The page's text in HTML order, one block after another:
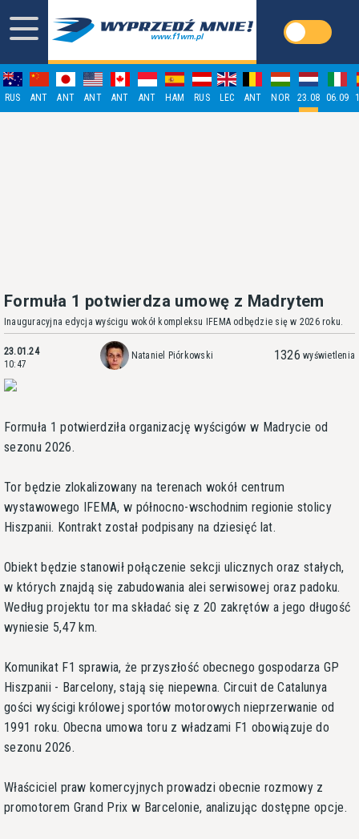
RUS ANT ANT ANT ANT ANT HAM RUS LEC ANT NOR 23.08 06.09
Formuła 1 potwierdza umowę z Madrytem
Inauguracyjna edycja wyścigu wokół kompleksu IFEMA odbędzie się w 2026 roku.
23.01.24
10:47
Nataniel Piórkowski 1326 wyświetlenia
Formuła 1 potwierdziła organizację wyścigów w Madrycie od
sezonu 2026.
Tor będzie zlokalizowany na terenach wokół centrum
wystawowego IFEMA, w północno-wschodnim regionie stolicy
Hiszpanii. Kontrakt został podpisany na dziesięć lat.
Obiekt będzie stanowił połączenie sekcji ulicznych oraz stałych,
w których znajdą się zabudowania alei serwisowej oraz padoku.
Według projektu tor ma składać się z 20 zakrętów a jego długość
wyniesie 5,47 km.
Komunikat F1 sprawia, że przyszłość obecnego gospodarza GP
Hiszpanii - Barcelony, stają się niepewna. Circuit de Catalunya
gości wyścigi królowej sportów motorowych nieprzerwanie od
1991 roku. Obecna umowa toru z władzami F1 obowiązuje do
sezonu 2026.
Właściciel praw komercyjnych prowadzi obecnie rozmowy z
promotorem Grand Prix w Barcelonie, analizując dostępne opcje.